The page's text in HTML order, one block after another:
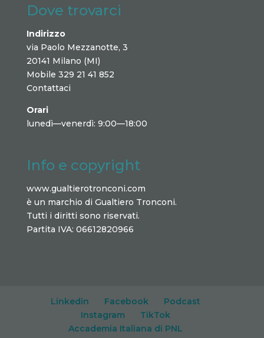
Dove trovarci
Indirizzo
via Paolo Mezzanotte, 3
20141 Milano (MI)
Mobile 329 21 41 852
Contattaci
Orari
lunedì—venerdì: 9:00—18:00
Info e copyright
www.gualtierotronconi.com
è un marchio di Gualtiero Tronconi.
Tutti i diritti sono riservati.
Partita IVA: 06612820966
Linkedin Facebook
Podcast
Instagram
TikTok
Accademia Italiana di PNL